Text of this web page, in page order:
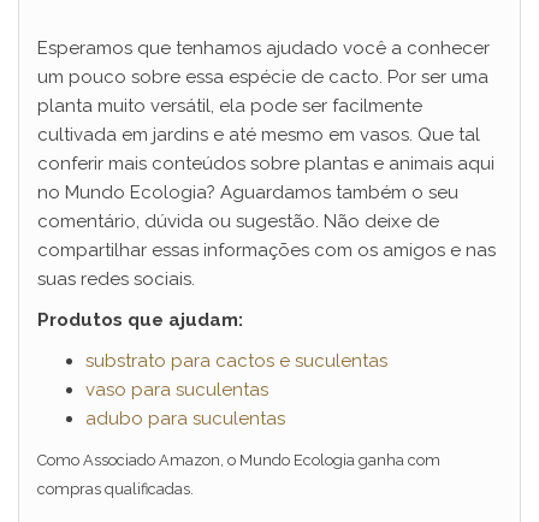
Esperamos que tenhamos ajudado você a conhecer
um pouco sobre essa espécie de cacto. Por ser uma
planta muito versátil, ela pode ser facilmente
cultivada em jardins e até mesmo em vasos. Que tal
conferir mais conteúdos sobre plantas e animais aqui
no Mundo Ecologia? Aguardamos também o seu
comentário, dúvida ou sugestão. Não deixe de
compartilhar essas informações com os amigos e nas
suas redes sociais.
Produtos que ajudam:
substrato para cactos e suculentas
vaso para suculentas
adubo para suculentas
Como Associado Amazon, o Mundo Ecologia ganha com
compras qualificadas.